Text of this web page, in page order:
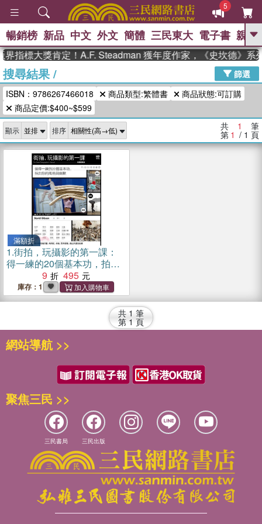
5
GO
The Odyssey 、
父親節 、 如果歷史是一群喵 、 暑期
推薦 、 國際布克獎 臺灣漫遊錄 、
孩：黎曼猜想 、 偉大的迷走神經
暢銷榜 新品 中文 外文 簡體 三民東大 電子書 親子
指標大獎肯定！A.F. Steadman 獲年度作家，《史坎德》系
搜尋結果/
篩選
ISBN：9786267466018
商品類型:繁體書
商品狀態:可訂購
商品定價:$400~$599
顯示 排序 共 1 筆
第 1 / 1 頁
滿額折
1.街拍，玩攝影的第一課：
得一練的20個基本功，拍出
你的風格與幽默（長銷經典
版）
9 495
庫存：1
共 1 筆
第 1 頁
網站導航 >>
聚焦三民 >>
三民書局 三民出版